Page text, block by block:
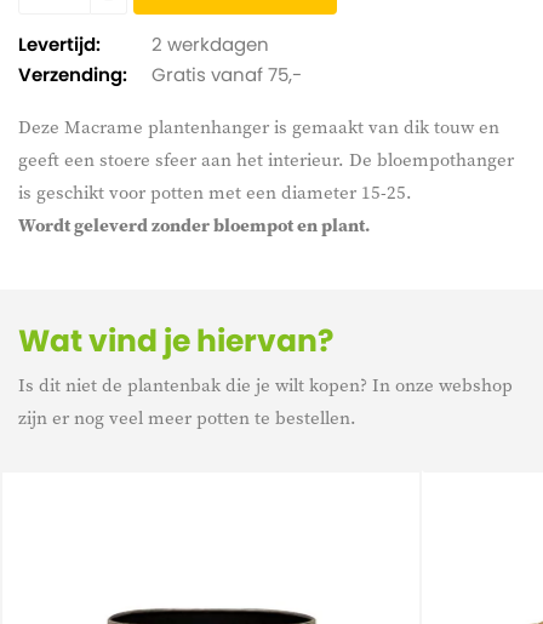
Deze Macrame plantenhanger is gemaakt van dik touw en
geeft een stoere sfeer aan het interieur. De bloempothanger
is geschikt voor potten met een diameter 15-25.
Wordt geleverd zonder bloempot en plant.
Levertijd:
2 werkdagen
Verzending:
Gratis vanaf 75,-
Wat vind je hiervan?
Is dit niet de plantenbak die je wilt kopen? In onze webshop
zijn er nog veel meer potten te bestellen.